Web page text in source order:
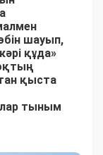
шауып,
құда»
қыста
тыным